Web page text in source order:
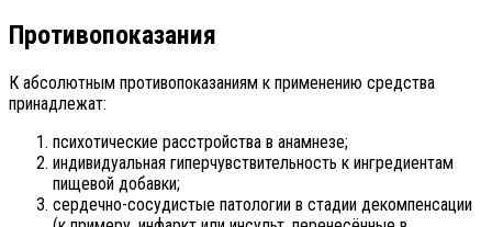
Противопоказания
К абсолютным противопоказаниям к применению средства
принадлежат:
психотические расстройства в анамнезе;
индивидуальная гиперчувствительность к ингредиентам
пищевой добавки;
сердечно-сосудистые патологии в стадии декомпенсации